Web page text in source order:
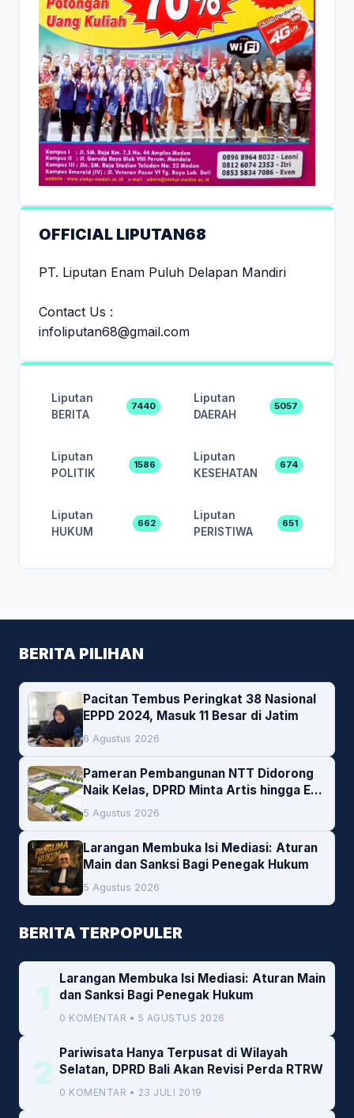
OFFICIAL LIPUTAN68
PT. Liputan Enam Puluh Delapan Mandiri
Contact Us :
infoliputan68@gmail.com
Liputan
BERITA
7440
Liputan
DAERAH
5057
Liputan
POLITIK
1586
Liputan
KESEHATAN
674
Liputan
HUKUM
662
Liputan
PERISTIWA
651
BERITA PILIHAN
Pacitan Tembus Peringkat 38 Nasional
EPPD 2024, Masuk 11 Besar di Jatim
6 Agustus 2026
Pameran Pembangunan NTT Didorong
Naik Kelas, DPRD Minta Artis hingga EO
Lokal Jadi Prioritas
5 Agustus 2026
Larangan Membuka Isi Mediasi: Aturan
Main dan Sanksi Bagi Penegak Hukum
5 Agustus 2026
BERITA TERPOPULER
1
Larangan Membuka Isi Mediasi: Aturan Main
dan Sanksi Bagi Penegak Hukum
0 KOMENTAR • 5 AGUSTUS 2026
2
Pariwisata Hanya Terpusat di Wilayah
Selatan, DPRD Bali Akan Revisi Perda RTRW
0 KOMENTAR • 23 JULI 2019